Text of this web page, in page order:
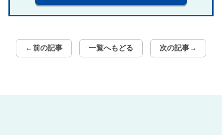
←前の記事 一覧へもどる 次の記事→